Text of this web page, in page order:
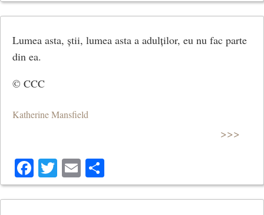
Lumea asta, știi, lumea asta a adulților, eu nu fac parte
din ea.
© CCC
Katherine Mansfield
>>>
Facebook
Twitter
Email